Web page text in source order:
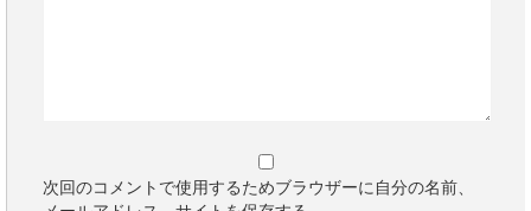
次回のコメントで使用するためブラウザーに自分の名前、